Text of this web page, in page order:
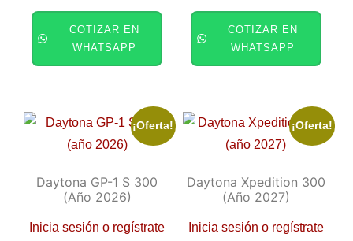
WHATSAPP
WHATSAPP
¡Oferta!
Daytona GP-1 S 300
(año 2026)
Inicia sesión o regístrate
¡Oferta!
Daytona Xpedition 300
(año 2027)
Inicia sesión o regístrate